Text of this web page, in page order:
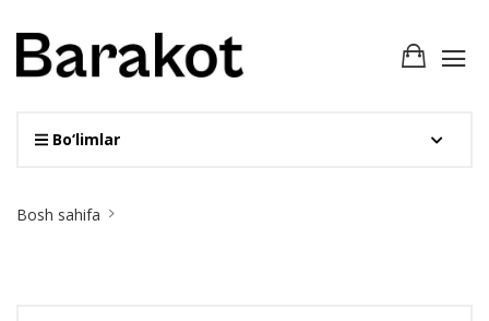
Bo‘limlar
Breadcrumb
Bosh sahifa